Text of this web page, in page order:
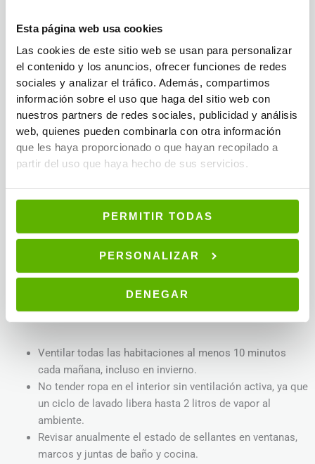
Esta página web usa cookies
Las cookies de este sitio web se usan para personalizar
el contenido y los anuncios, ofrecer funciones de redes
sociales y analizar el tráfico. Además, compartimos
información sobre el uso que haga del sitio web con
nuestros partners de redes sociales, publicidad y análisis
web, quienes pueden combinarla con otra información
que les haya proporcionado o que hayan recopilado a
partir del uso que haya hecho de sus servicios.
PERMITIR TODAS
PERSONALIZAR
DENEGAR
nivel freático es alto o cuando el terreno retiene agua de forma
permanente. En estos casos, la barrera química sola no es
suficiente y debe combinarse con la gestión del agua en el
terreno circundante.
Medidas preventivas para evitar
que la humedad reaparezca
regulares y revisiones técnicas periódicas. Lahumedad
deteriora paredes, aumenta el gasto
energético y afecta la calidad del aire interior. Mantener el
rango entre 40% y 60% de humedad relativa protege tanto la
consejos para evitar humedadmás eficaces en el día a día
son:
Ventilar todas las habitaciones al menos 10 minutos
cada mañana, incluso en invierno.
No tender ropa en el interior sin ventilación activa, ya que
un ciclo de lavado libera hasta 2 litros de vapor al
ambiente.
Revisar anualmente el estado de sellantes en ventanas,
marcos y juntas de baño y cocina.